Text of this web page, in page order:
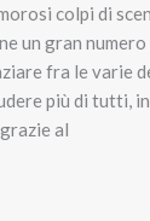
colpi di
un gran numero
fra le varie
più di tutti,
al